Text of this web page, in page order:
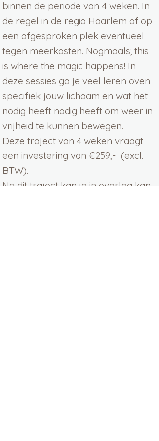
binnen de periode van 4 weken. In
de regel in de regio Haarlem of op
een afgesproken plek eventueel
tegen meerkosten. Nogmaals; this
is where the magic happens! In
deze sessies ga je veel leren oven
specifiek jouw lichaam en wat het
nodig heeft nodig heeft om weer in
vrijheid te kunnen bewegen.
Deze traject van 4 weken vraagt
een investering van €259,- (excl.
BTW).
Na dit traject kan je in overleg kan